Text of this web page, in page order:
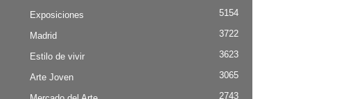
Exposiciones 5154
Madrid 3722
Estilo de vivir 3623
Arte Joven 3065
2743